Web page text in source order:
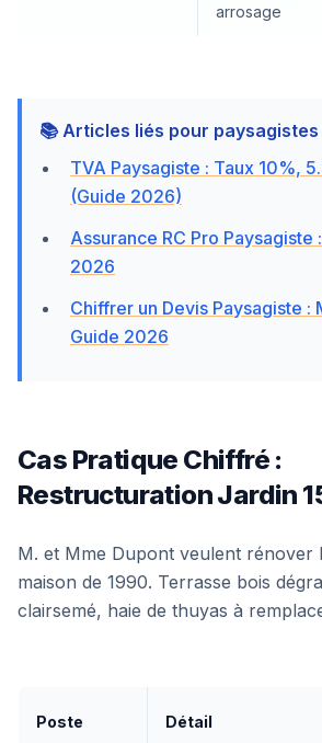
arrosage
📚 Articles liés pour paysagistes
TVA Paysagiste : Taux 10%,
(Guide 2026)
Assurance RC Pro Paysagiste
2026
Chiffrer un Devis Paysagiste
Guide 2026
Cas Pratique Chiffré :
Restructuration Jardin
M. et Mme Dupont veulent rénover
maison de 1990. Terrasse bois
clairsemé, haie de thuyas à
Poste Détail